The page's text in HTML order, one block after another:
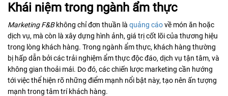
Khái niệm trong ngành ẩm thực
Marketing F&Bkhông chỉ đơn thuần là quảng cáovề món ăn hoặc
dịch vụ, mà còn là xây dựng hình ảnh, giá trị cốt lõi của thương hiệu
trong lòng khách hàng. Trong ngành ẩm thực, khách hàng thường
bị hấp dẫn bởi các trải nghiệm ẩm thực độc đáo, dịch vụ tận tâm, và
không gian thoải mái. Do đó, các chiến lược marketing cần hướng
tới việc thể hiện rõ những điểm mạnh nổi bật này, tạo nên ấn tượng
mạnh trong tâm trí khách hàng.